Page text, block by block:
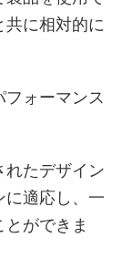
共に相対的に
ォーマンス
れたデザイン
に適応し、一
ができま